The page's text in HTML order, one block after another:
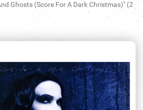
Ghosts (Score For A Dark Christmas)" (2